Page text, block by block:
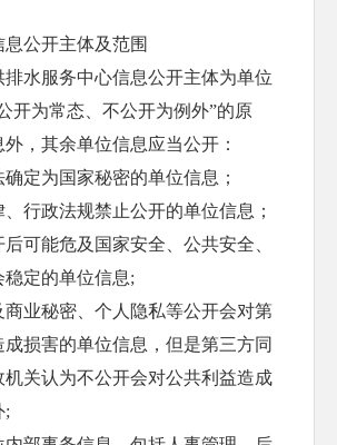
公开主体及范围
排水服务中心信息公开主体为单位
开为常态、不公开为例外”的原
，其余单位信息应当公开：
确定为国家秘密的单位信息；
、行政法规禁止公开的单位信息；
后可能危及国家安全、公共安全、
定的单位信息;
商业秘密、个人隐私等公开会对第
损害的单位信息，但是第三方同
关认为不公开会对公共利益造成
;